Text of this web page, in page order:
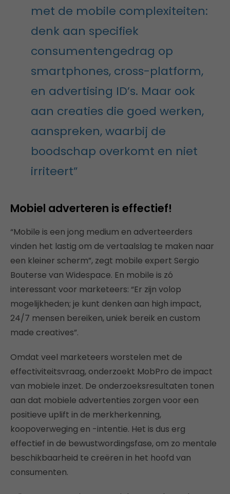
met de mobile complexiteiten:
denk aan specifiek
consumentengedrag op
smartphones, cross-platform,
en advertising ID’s. Maar ook
aan creaties die goed werken,
aanspreken, waarbij de
boodschap overkomt en niet
irriteert”
Mobiel adverteren is effectief!
“Mobile is een jong medium en adverteerders
vinden het lastig om de vertaalslag te maken naar
een kleiner scherm”, zegt mobile expert Sergio
Bouterse van Widespace. En mobile is zó
interessant voor marketeers: “Er zijn volop
mogelijkheden; je kunt denken aan high impact,
24/7 mensen bereiken, uniek bereik en custom
made creatives”.
Omdat veel marketeers worstelen met de
effectiviteitsvraag, onderzoekt MobPro de impact
van mobiele inzet. De onderzoeksresultaten tonen
aan dat mobiele advertenties zorgen voor een
positieve uplift in de merkherkenning,
koopoverweging en -intentie. Het is dus erg
effectief in de bewustwordingsfase, om zo mentale
beschikbaarheid te creëren in het hoofd van
consumenten.